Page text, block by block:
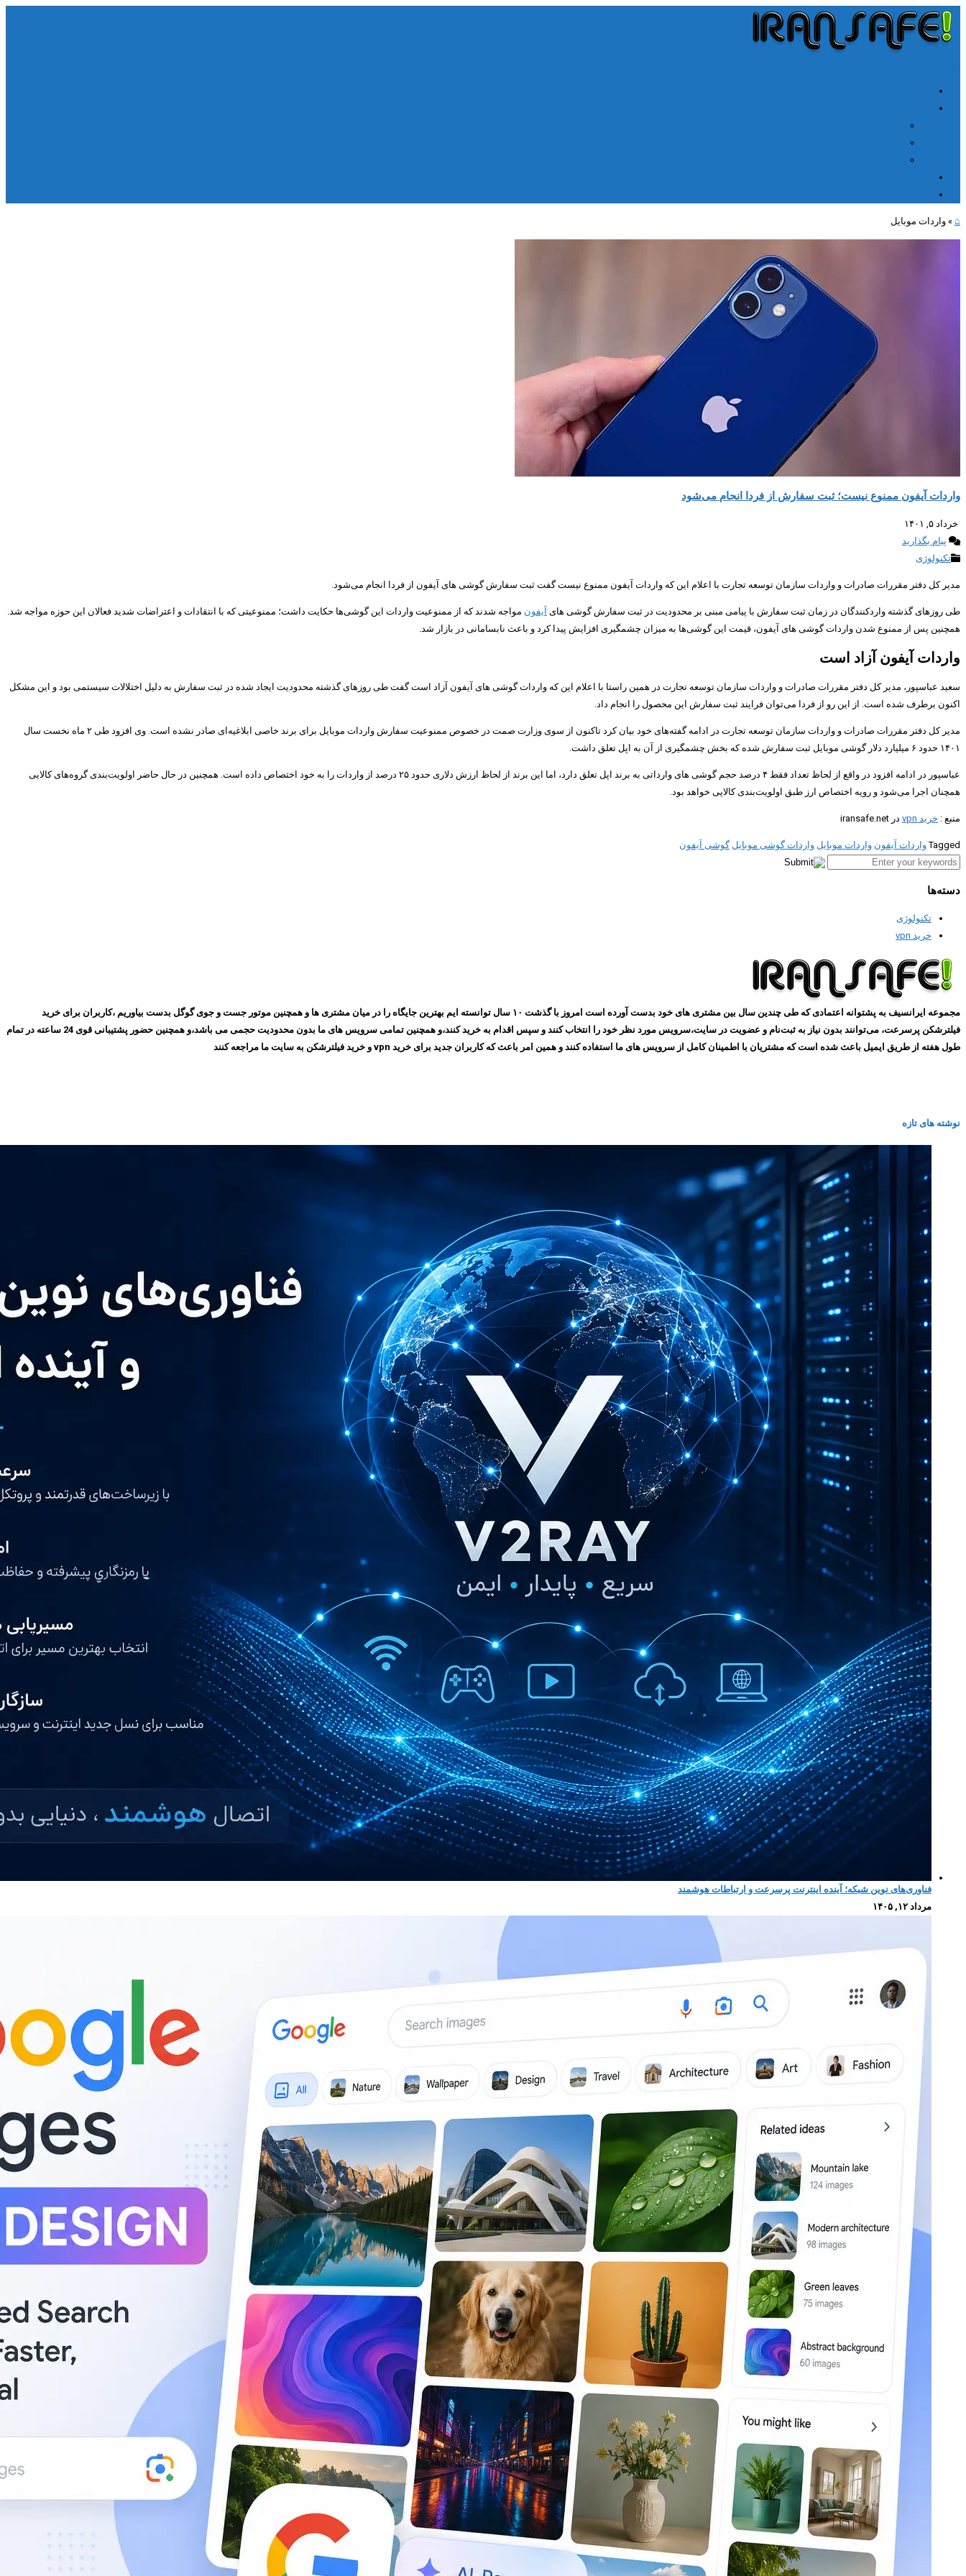
⌂
» واردات موبایل
واردات آیفون ممنوع نیست؛ ثبت سفارش از فردا انجام می‌شود
خرداد ۵, ۱۴۰۱
پیام بگذارید
تکنولوژی
مدیر کل دفتر مقررات صادرات و واردات سازمان توسعه تجارت با اعلام این که واردات آیفون ممنوع نیست گفت ثبت سفارش گوشی های آیفون از فردا انجام می‌شود.
طی روزهای گذشته واردکنندگان در زمان ثبت سفارش با پیامی مبنی بر محدودیت در ثبت سفارش گوشی های آیفون مواجه شدند که از ممنوعیت واردات این گوشی‌ها حکایت داشت؛ ممنوعیتی که با انتقادات و اعتراضات شدید فعالان این حوزه مواجه شد.
همچنین پس از ممنوع شدن واردات گوشی های آیفون، قیمت این گوشی‌ها به میزان چشمگیری افزایش پیدا کرد و باعث نابسامانی در بازار شد.
واردات آیفون آزاد است
سعید عباسپور، مدیر کل دفتر مقررات صادرات و واردات سازمان توسعه تجارت در همین راستا با اعلام این که واردات گوشی های آیفون آزاد است گفت طی روزهای گذشته محدودیت ایجاد شده در ثبت سفارش به دلیل اختلالات سیستمی بود و این مشکل
اکنون برطرف شده است. از این رو از فردا می‌توان فرایند ثبت سفارش این محصول را انجام داد.
مدیر کل دفتر مقررات صادرات و واردات سازمان توسعه تجارت در ادامه گفته‌های خود بیان کرد تاکنون از سوی وزارت صمت در خصوص ممنوعیت سفارش واردات موبایل برای برند خاصی ابلاغیه‌ای صادر نشده است. وی افزود طی ۲ ماه نخست سال
۱۴۰۱ حدود ۶ میلیارد دلار گوشی موبایل ثبت سفارش شده که بخش چشمگیری از آن به اپل تعلق داشت.
عباسپور در ادامه افزود در واقع از لحاظ تعداد فقط ۴ درصد حجم گوشی های وارداتی به برند اپل تعلق دارد، اما این برند از لحاظ ارزش دلاری حدود ۲۵ درصد از واردات را به خود اختصاص داده است. همچنین در حال حاضر اولویت‌بندی گروه‌های کالایی
همچنان اجرا می‌شود و رویه اختصاص ارز طبق اولویت‌بندی کالایی خواهد بود.
منبع : خرید vpn در iransafe.net
Tagged واردات آیفون واردات موبایل واردات گوشی موبایل گوشی آیفون
دسته‌ها
تکنولوژی
خرید vpn
مجموعه ایرانسیف به پشتوانه اعتمادی که طی چندین سال بین مشتری های خود بدست آورده است امروز با گذشت ۱۰ سال توانسته ایم بهترین جایگاه را در میان مشتری ها و همچنین موتور جست و جوی گوگل بدست بیاوریم ،کاربران برای خرید
فیلترشکن پرسرعت، می‌توانند بدون نیاز به ثبت‌نام و عضویت در سایت،سرویس مورد نظر خود را انتخاب کنند و سپس اقدام به خرید کنند،و همچنین تمامی سرویس های ما بدون محدودیت حجمی می باشد،و همچنین حضور پشتیبانی قوی 24 ساعته در تمام
طول هفته از طریق ایمیل باعث شده است که مشتریان با اطمینان کامل از سرویس های ما استفاده کنند و همین امر باعث که کاربران جدید برای خرید vpn و خرید فیلترشکن به سایت ما مراجعه کنند
نوشته های تازه
فناوری‌های نوین شبکه؛ آینده اینترنت پرسرعت و ارتباطات هوشمند
مرداد ۱۲, ۱۴۰۵